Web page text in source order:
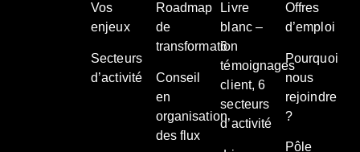
Vos
enjeux
Secteurs
d’activité
Roadmap
de
transformation
Conseil
en
organisation
des flux
Livre
blanc –
6
témoignages
client, 6
secteurs
d’activité
Offres
d’emploi
Pourquoi
nous
rejoindre
?
Pôle